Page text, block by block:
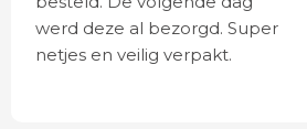
werd deze al bezorgd. Super
netjes en veilig verpakt.